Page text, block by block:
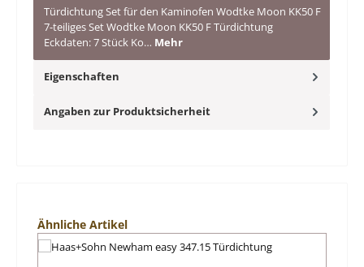
Türdichtung Set für den Kaminofen Wodtke Moon KK50 F
7-teiliges Set Wodtke Moon KK50 F Türdichtung
Eckdaten: 7 Stück Ko… Mehr
Eigenschaften
Angaben zur Produktsicherheit
Produktgalerie überspringen
Ähnliche Artikel